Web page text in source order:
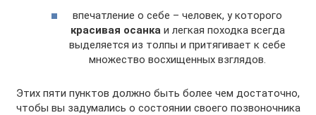
впечатление о себе – человек, у которого
красивая осанка и легкая походка всегда
выделяется из толпы и притягивает к себе
множество восхищенных взглядов.
Этих пяти пунктов должно быть более чем достаточно,
чтобы вы задумались о состоянии своего позвоночника